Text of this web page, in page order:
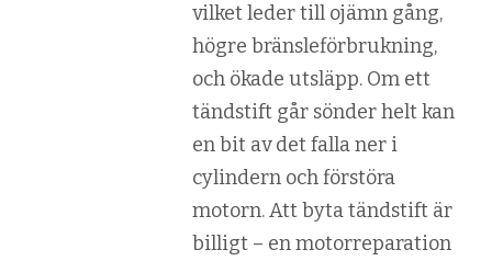
vilket leder till ojämn gång,
högre bränsleförbrukning,
och ökade utsläpp. Om ett
tändstift går sönder helt kan
en bit av det falla ner i
cylindern och förstöra
motorn. Att byta tändstift är
billigt – en motorreparation